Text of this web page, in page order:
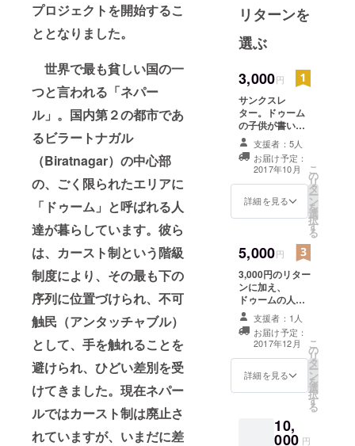
プロジェクトを開始するこ
ととなりました。
世界で最も貧しい国の一
つと言われる「ネパー
ル」。国内第２の都市であ
るビラートナガル
（Biratnagar）の中心部
の、ごく限られたエリアに
「ドゥーム」と呼ばれる人
達が暮らしています。彼ら
は、カースト制という階級
制度により、その最も下の
序列に位置づけられ、不可
触民（アンタッチャブル）
として、手を触れることを
避けられ、ひどい差別を受
けてきました。現在ネパー
ルではカースト制は廃止さ
れていますが、いまだに差
年７月、彼
の結婚式で
ネパールを
訪問。彼が
１２年間以
上支援しよ
うと考えて
きた彼の出
身地のビ
ラートナガ
DOOM(ドゥ
れるコミュ
ニティーを
視察。あま
りの現状の
ひどさに衝
撃を受け
る。何とか
い、日本に
このプロ
ジェクトを
リターンを
選ぶ
3,000円
サンクスレ
ター。ドゥーム
の子供が書いた
お礼の手紙を写
真に撮り、E
メールでお送り
いたします。
支援者：5人
お届け予定：
2017年10月
詳細を見る
こ
の
リ
タ
ー
ン
を
選
択
す
る
5,000円
3,000円のリター
ンに加え、
ドゥームの人達
のビデオメッ
セージを録画
し、Eメールで
お送りします。
支援者：1人
お届け予定：
2017年12月
詳細を見る
こ
の
リ
タ
ー
ン
を
選
択
す
る
10,
000 円